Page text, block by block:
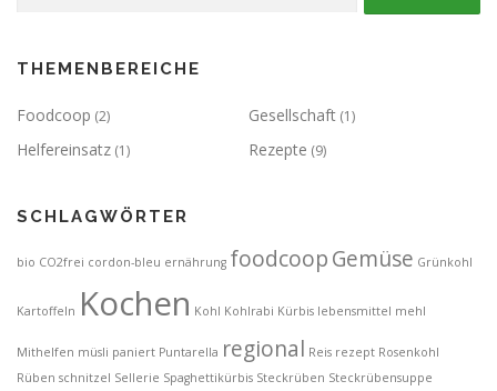
THEMENBEREICHE
Foodcoop (2) Gesellschaft (1)
Helfereinsatz (1) Rezepte (9)
SCHLAGWÖRTER
bio CO2frei cordon-bleu ernährung foodcoopGemüse Grünkohl
Kartoffeln Kochen Kohl Kohlrabi Kürbis lebensmittel mehl
Mithelfen müsli paniert Puntarella regional Reis rezept Rosenkohl
Rüben schnitzel Sellerie Spaghettikürbis Steckrüben Steckrübensuppe